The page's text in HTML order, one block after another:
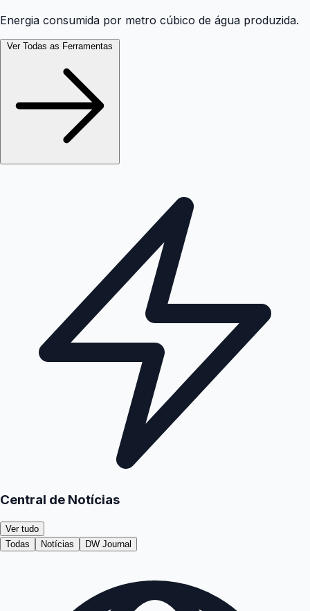
Energia consumida por metro cúbico de água produzida.
Central de Notícias
Ver tudo
Todas
Notícias DW Journal